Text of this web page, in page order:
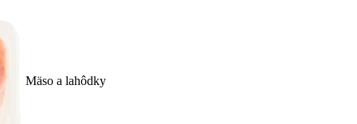
Mäso a lahôdky